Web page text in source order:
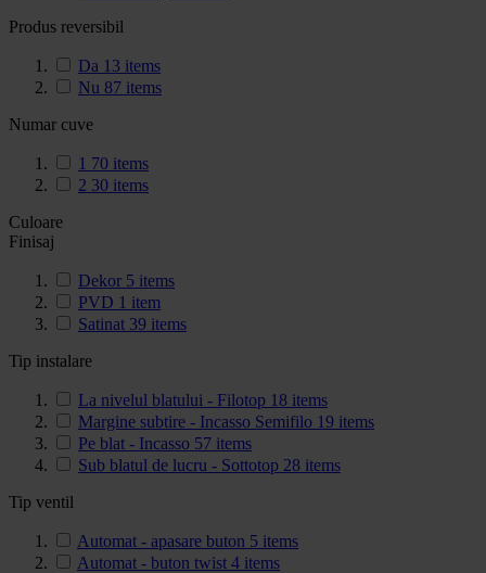
Produs reversibil
Da 13 items
Nu 87 items
Numar cuve
1 70 items
2 30 items
Culoare
Finisaj
Dekor 5 items
PVD 1 item
Satinat 39 items
Tip instalare
La nivelul blatului - Filotop 18 items
Margine subtire - Incasso Semifilo 19 items
Pe blat - Incasso 57 items
Sub blatul de lucru - Sottotop 28 items
Tip ventil
Automat - apasare buton 5 items
Automat - buton twist 4 items